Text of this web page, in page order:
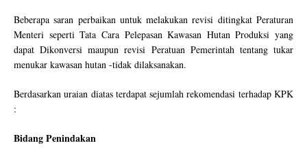
Beberapa saran perbaikan untuk melakukan revisi ditingkat Peraturan
Menteri seperti Tata Cara Pelepasan Kawasan Hutan Produksi yang
dapat Dikonversi maupun revisi Peratuan Pemerintah tentang tukar
menukar kawasan hutan -tidak dilaksanakan.
Berdasarkan uraian diatas terdapat sejumlah rekomendasi terhadap KPK
:
Bidang Penindakan